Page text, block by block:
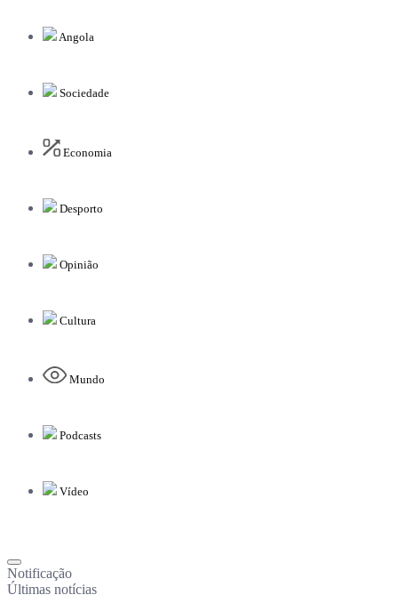
Angola
Sociedade
Economia
Desporto
Opinião
Cultura
Mundo
Podcasts
Vídeo
Notificação
Últimas notícias